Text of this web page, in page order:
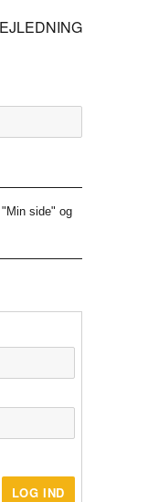
side" og
LOG IND